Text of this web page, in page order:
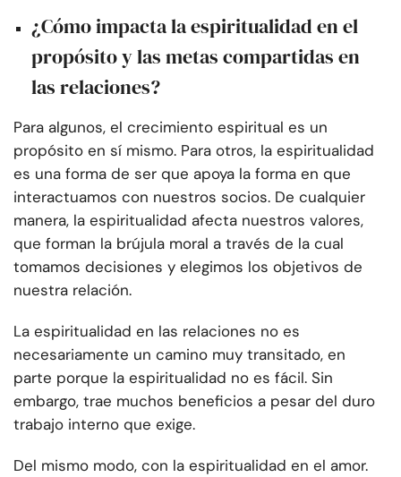
¿Cómo impacta la espiritualidad en el
propósito y las metas compartidas en
las relaciones?
Para algunos, el crecimiento espiritual es un
propósito en sí mismo. Para otros, la espiritualidad
es una forma de ser que apoya la forma en que
interactuamos con nuestros socios. De cualquier
manera, la espiritualidad afecta nuestros valores,
que forman la brújula moral a través de la cual
tomamos decisiones y elegimos los objetivos de
nuestra relación.
La espiritualidad en las relaciones no es
necesariamente un camino muy transitado, en
parte porque la espiritualidad no es fácil. Sin
embargo, trae muchos beneficios a pesar del duro
trabajo interno que exige.
Del mismo modo, con la espiritualidad en el amor.